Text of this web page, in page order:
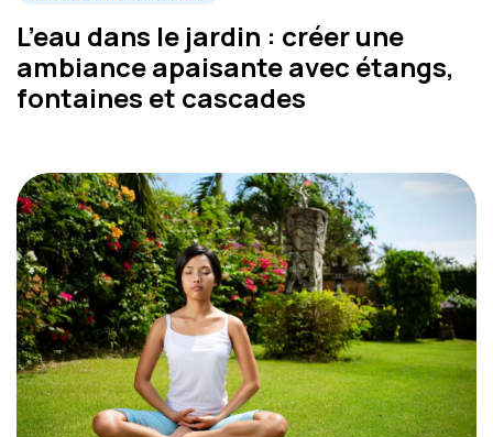
L’eau dans le jardin : créer une
ambiance apaisante avec étangs,
fontaines et cascades